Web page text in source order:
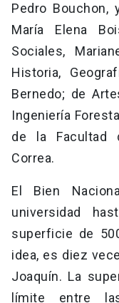
Pedro Bouchon,
María Elena
Sociales,
Historia,
Bernedo; de
Ingeniería
de la Facultad
Correa.
El Bien
universidad
superficie de
idea, es diez
Joaquín. La
límite entre